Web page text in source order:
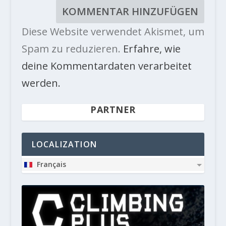
Diese Website verwendet Akismet, um
Spam zu reduzieren. Erfahre, wie
deine Kommentardaten verarbeitet
werden.
PARTNER
LOCALIZATION
Français